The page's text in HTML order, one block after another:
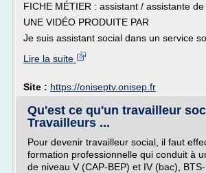
FICHE MÉTIER : assistant / assistante
UNE VIDÉO PRODUITE PAR
Je suis assistant social dans un service
Lire la suite
Site : https://oniseptv.onisep.fr
Qu'est ce qu'un travailleur
Travailleurs ...
Pour devenir travailleur social, il faut
formation professionnelle qui conduit à
de niveau V (CAP-BEP) et IV (bac),